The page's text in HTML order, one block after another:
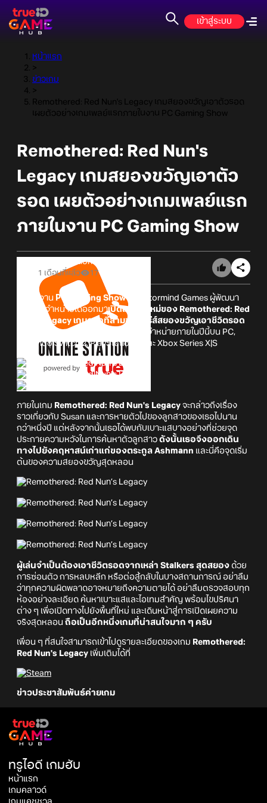
เข้าสู่ระบบ
หน้าแรก
>
ข่าวเกม
>
Remothered: Red Nun's Legacy เกมสยองขวัญเอาตัวรอด
เผยตัวอย่างเกมเพลย์แรกภายในงาน PC Gaming Show
Remothered: Red Nun's
Legacy เกมสยองขวัญเอาตัว
รอด เผยตัวอย่างเกมเพลย์แรก
ภายในงาน PC Gaming Show
Online Station
1 เดือนที่แล้ว
17
ภายในงาน PC Gaming Show ทาง Stormind Games ผู้พัฒนา
และผู้จัดจำหน่ายได้ออกมาเปิดเผยตัวใหม่ของ Remothered: Red
Nun’s Legacy เกมภาคที่สามของซีรีส์สยองขวัญเอาชีวิตรอด
อย่าง Remothered
ซึ่งมีกำหนดวางจำหน่ายภายในปีนี้บน PC,
Nintendo Switch 2, PlayStation 5 และ Xbox Series X|S
ภายในเกม Remothered: Red Nun's Legacy จะกล่าวถึงเรื่อง
ราวเกี่ยวกับ Susan และการหายตัวไปของลูกสาวของเธอไปนาน
กว่าหนึ่งปี แต่หลังจากนั้นเธอได้พบกับเบาะแสบางอย่างที่ช่วยจุด
ประกายความหวังในการค้นหาตัวลูกสาว ดังนั้นเธอจึงออกเดิน
ทางไปยังคฤหาสน์เก่าแก่ของตระกูล Ashmann และนี่คือจุดเริ่ม
ต้นของความสยองขวัญสุดหลอน
ผู้เล่นจำเป็นต้องเอาชีวิตรอดจากเหล่า Stalkers สุดสยอง ด้วย
การซ่อนตัว การหลบหลีก หรือต่อสู้กลับในบางสถานการณ์ อย่าลืม
ว่าทุกความผิดพลาดอาจหมายถึงความตายได้ อย่าลืมตรวจสอบทุก
ห้องอย่างละเอียด ค้นหาเบาะแสและไอเทมสำคัญ พร้อมไขปริศนา
ต่าง ๆ เพื่อเปิดทางไปยังพื้นที่ใหม่ และเดินหน้าสู่การเปิดเผยความ
จริงสุดหลอน ถือเป็นอีกหนึ่งเกมที่น่าสนใจมาก ๆ ครับ
เพื่อน ๆ ที่สนใจสามารถเข้าไปดูรายละเอียดของเกม Remothered:
Red Nun's Legacy เพิ่มเติมได้ที่
ข่าวประชาสัมพันธ์ค่ายเกม
ทรูไอดี เกมฮับ
หน้าแรก
เกมคลาวด์